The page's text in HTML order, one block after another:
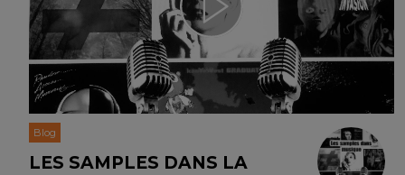
Blog
LES SAMPLES DANS LA